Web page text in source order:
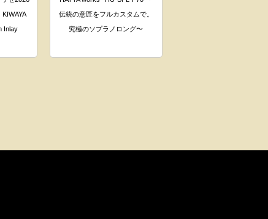
Inlay
伝統の意匠をフルカスタムで。
究極のソプラノロング〜